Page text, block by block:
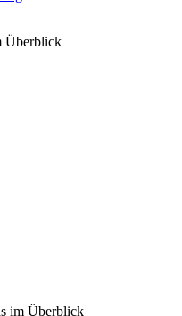
Überblick
im Überblick